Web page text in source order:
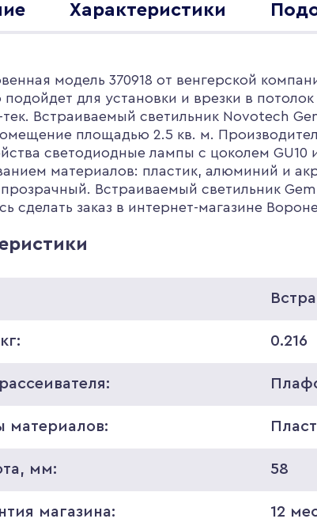
Характеристики
модель 370918 от венгерской
подойдет для установки и врезки в
тек. Встраиваемый светильник Novotech
площадью 2.5 кв. м.
светодиодные лампы с цоколем
материалов: пластик, алюминий и
Встраиваемый светильник Gem
сделать заказ в интернет-магазине
0.216
материалов:
мм: 58
магазина: 12